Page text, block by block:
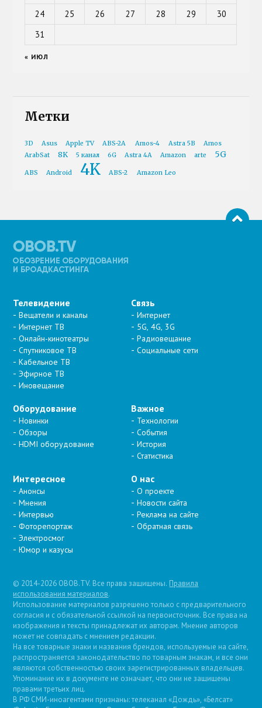
24
25 26 27 28 29
30
31
« ИЮЛ
Метки
3D Asus Apple TV ABS-2A Amos-4 Astra 5B
Amos
ArabSat
8K 5 канал 6G Astra 4A Amazon arte 5G
ABS Android 4K ABS-2 Amazon Leo
Телевидение
Вещатели и каналы
Интернет ТВ
Онлайн-кинотеатры
Спутниковое ТВ
Кабельное ТВ
Эфирное ТВ
Иновещание
Связь
Интернет
5G, 4G, 3G
Радиовещание
Социальные сети
Оборудование
Новинки
Обзоры
HDMI оборудование
Важное
Технологии
События
История
Статистика
Интересное
Анонсы
Мнения
Интервью
Фоторепортаж
Электросмог
Юмор и казусы
О нас
О проекте
Новости сайта
Реклама на сайте
Обратная связь
© 2014-2026 OBOB.TV. Все права защищены. Правила
использования материалов.
Использование материалов разрешено только с предварительного
согласия и с обязательной ссылкой на первоисточник. Все права на
изображения и тексты принадлежат их авторам. Мнение авторов
может не совпадать с мнением редакции.
На все товарные знаки и названия брендов, используемые на сайте,
распространяется законодательство по товарным знакам, и все они
являются собственностью своих зарегистрированных владельцев.
Упоминание их в документе не означает, что они не защищены
правами третьих лиц.
В РФ СМИ-иноагентами признаны: телеканал «Дождь», «Белсат»